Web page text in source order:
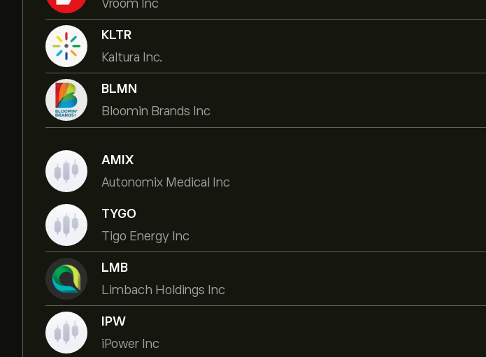
Vroom Inc
KLTR
Kaltura Inc.
BLMN
Bloomin Brands Inc
AMIX
Autonomix Medical Inc
TYGO
Tigo Energy Inc
LMB
Limbach Holdings Inc
IPW
iPower Inc